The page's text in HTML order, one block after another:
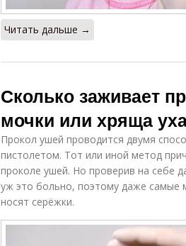
Читать дальше →
Сколько заживает
мочки или хряща
Прокол ушей проводится двумя
пистолетом. Тот или иной метод
проколе ушей. Но проверив на себе
уж это больно, поэтому даже самые
носят серёжки.